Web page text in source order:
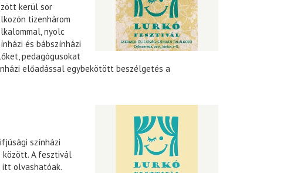
kerül sor
tizenhárom
nyolc
és bábszínházi
pedagógusokat
előadással egybekötött beszélgetés a
színházi
között. A fesztivál
itt olvashatóak.